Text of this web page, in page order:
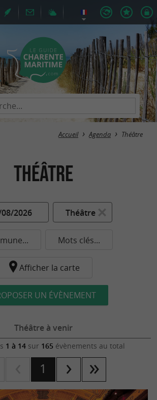
Accueil Agenda Théâtre
Théâtre
2026 Théâtre
Mots clés...
Afficher la carte
UN ÉVÈNEMENT
Théâtre à venir
1 à 14sur 165 évènements au total
1